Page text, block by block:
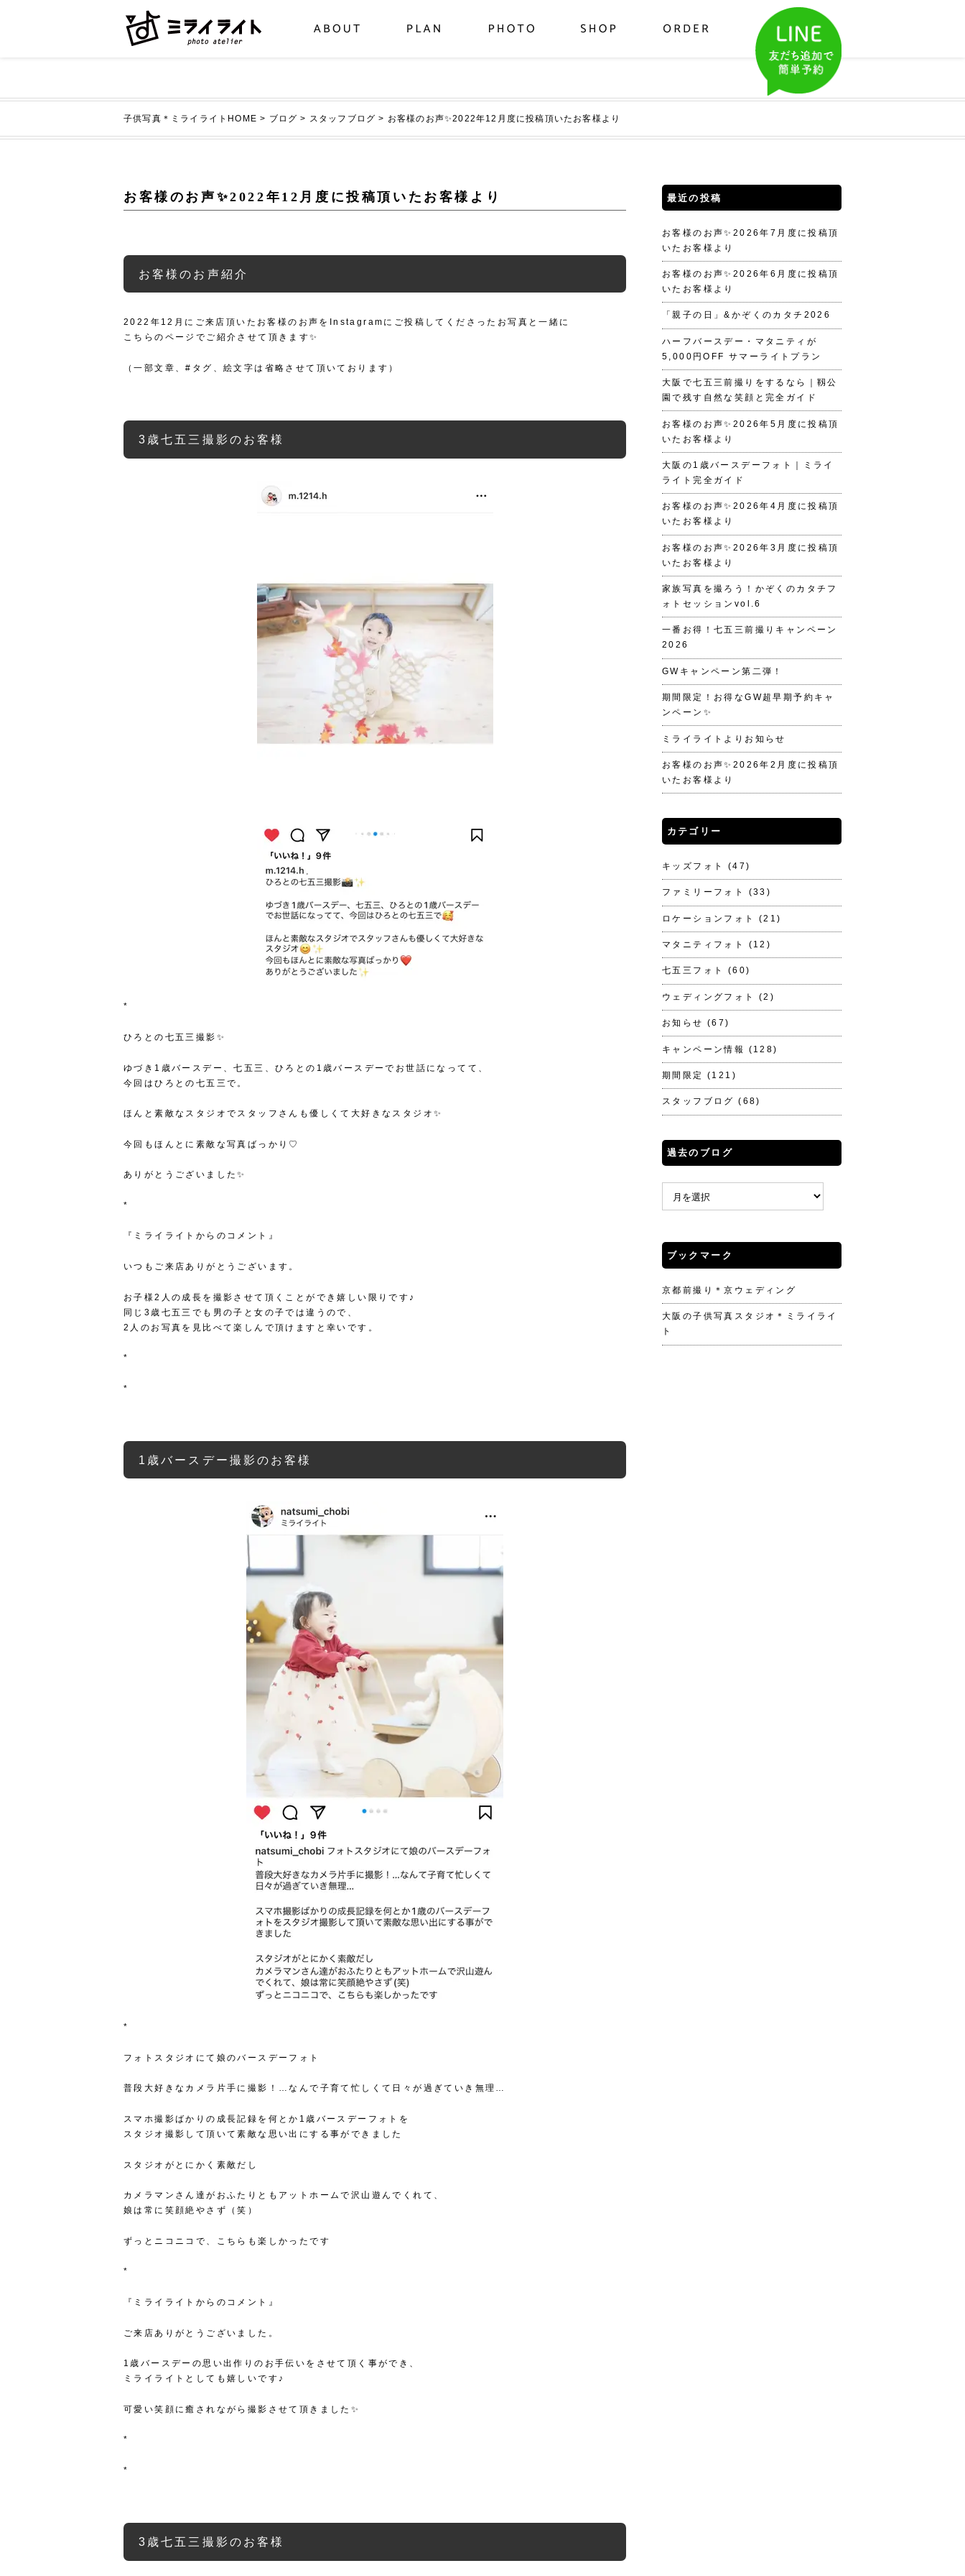
子供写真＊ミライライトHOME > ブログ > スタッフブログ > お客様のお声✨2022年12月度に投稿頂いたお客様より
お客様のお声✨2022年12月度に投稿頂いたお客様より
お客様のお声紹介
2022年12月にご来店頂いたお客様のお声をInstagramにご投稿してくださったお写真と一緒に
こちらのページでご紹介させて頂きます✨
（一部文章、#タグ、絵文字は省略させて頂いております）
3歳七五三撮影のお客様
*
ひろとの七五三撮影✨
ゆづき1歳バースデー、七五三、ひろとの1歳バースデーでお世話になってて、
今回はひろとの七五三で。
ほんと素敵なスタジオでスタッフさんも優しくて大好きなスタジオ✨
今回もほんとに素敵な写真ばっかり♡
ありがとうございました✨
*
『ミライライトからのコメント』
いつもご来店ありがとうございます。
お子様2人の成長を撮影させて頂くことができ嬉しい限りです♪
同じ3歳七五三でも男の子と女の子では違うので、
2人のお写真を見比べて楽しんで頂けますと幸いです。
*
*
1歳バースデー撮影のお客様
*
フォトスタジオにて娘のバースデーフォト
普段大好きなカメラ片手に撮影！…なんで子育て忙しくて日々が過ぎていき無理…
スマホ撮影ばかりの成長記録を何とか1歳バースデーフォトを
スタジオ撮影して頂いて素敵な思い出にする事ができました
スタジオがとにかく素敵だし
カメラマンさん達がおふたりともアットホームで沢山遊んでくれて、
娘は常に笑顔絶やさず（笑）
ずっとニコニコで、こちらも楽しかったです
*
『ミライライトからのコメント』
ご来店ありがとうございました。
1歳バースデーの思い出作りのお手伝いをさせて頂く事ができ、
ミライライトとしても嬉しいです♪
可愛い笑顔に癒されながら撮影させて頂きました✨
*
*
3歳七五三撮影のお客様
最近の投稿
お客様のお声✨2026年7月度に投稿頂
いたお客様より
お客様のお声✨2026年6月度に投稿頂
いたお客様より
「親子の日」&かぞくのカタチ2026
ハーフバースデー・マタニティが
5,000円OFF サマーライトプラン
大阪で七五三前撮りをするなら｜靱公
園で残す自然な笑顔と完全ガイド
お客様のお声✨2026年5月度に投稿頂
いたお客様より
大阪の1歳バースデーフォト｜ミライ
ライト完全ガイド
お客様のお声✨2026年4月度に投稿頂
いたお客様より
お客様のお声✨2026年3月度に投稿頂
いたお客様より
家族写真を撮ろう！かぞくのカタチフ
ォトセッションvol.6
一番お得！七五三前撮りキャンペーン
2026
GWキャンペーン第二弾！
期間限定！お得なGW超早期予約キャ
ンペーン✨
ミライライトよりお知らせ
お客様のお声✨2026年2月度に投稿頂
いたお客様より
カテゴリー
キッズフォト (47)
ファミリーフォト (33)
ロケーションフォト (21)
マタニティフォト (12)
七五三フォト (60)
ウェディングフォト (2)
お知らせ (67)
キャンペーン情報 (128)
期間限定 (121)
スタッフブログ (68)
過去のブログ
ブックマーク
京都前撮り＊京ウェディング
大阪の子供写真スタジオ＊ミライライ
ト